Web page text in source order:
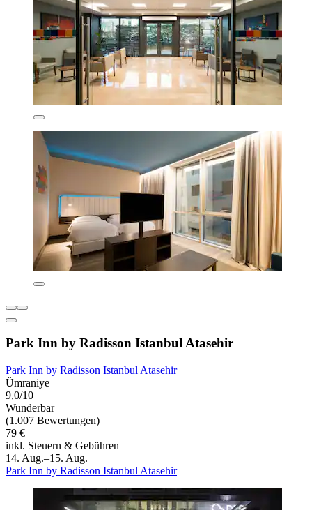
Park Inn by Radisson Istanbul Atasehir
Park Inn by Radisson Istanbul Atasehir
Ümraniye
9,0/10
Wunderbar
(1.007 Bewertungen)
79 €
inkl. Steuern & Gebühren
14. Aug.–15. Aug.
Park Inn by Radisson Istanbul Atasehir